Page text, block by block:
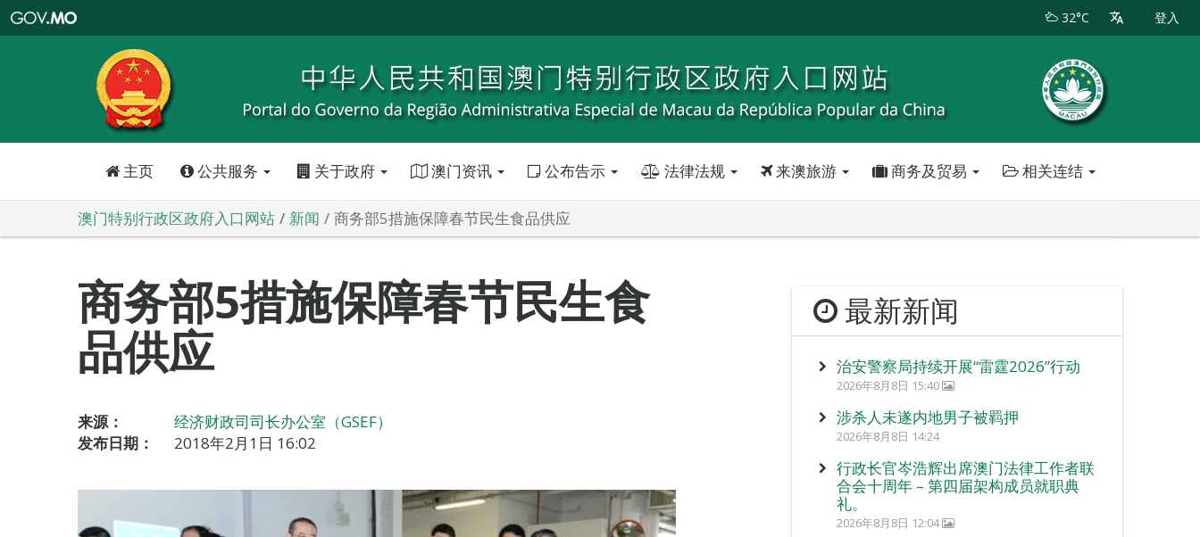
特
政
区
政
口
32°C 登入
主页 公共服务 关于政府 澳门资讯 公布告示 法律法规 来澳旅游 商务及贸易 相关连结
澳门特别行政区政府入口网站 新闻 商务部5措施保障春节民生食品供应
商务部5措施保障春节民生食
品供应
来源：
经济财政司司长办公室（GSEF）
发布日期：
2018年2月1日 16:02
最新新闻
治安警察局持续开展“雷霆2026”行动
2026年8月8日 15:40
涉杀人未遂内地男子被羁押
2026年8月8日 14:24
行政长官岑浩辉出席澳门法律工作者联
合会十周年 – 第四届架构成员就职典
礼。
2026年8月8日 12:04